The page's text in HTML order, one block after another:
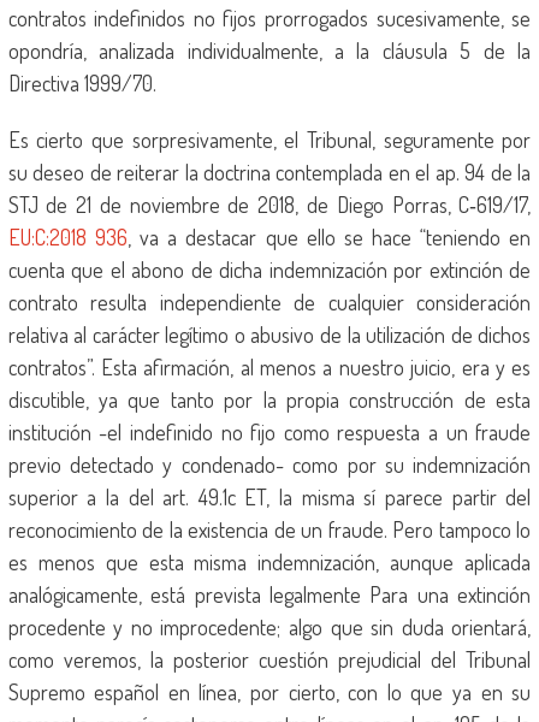
contratos indefinidos no fijos prorrogados sucesivamente, se
opondría, analizada individualmente, a la cláusula 5 de la
Directiva 1999/70.
Es cierto que sorpresivamente, el Tribunal, seguramente por
su deseo de reiterar la doctrina contemplada en el ap. 94 de la
STJ de 21 de noviembre de 2018, de Diego Porras, C‑619/17,
EU:C:2018 936 , va a destacar que ello se hace “teniendo en
cuenta que el abono de dicha indemnización por extinción de
contrato resulta independiente de cualquier consideración
relativa al carácter legítimo o abusivo de la utilización de dichos
contratos”. Esta afirmación, al menos a nuestro juicio, era y es
discutible, ya que tanto por la propia construcción de esta
institución -el indefinido no fijo como respuesta a un fraude
previo detectado y condenado- como por su indemnización
superior a la del art. 49.1c ET, la misma sí parece partir del
reconocimiento de la existencia de un fraude. Pero tampoco lo
es menos que esta misma indemnización, aunque aplicada
analógicamente, está prevista legalmente Para una extinción
procedente y no improcedente; algo que sin duda orientará,
como veremos, la posterior cuestión prejudicial del Tribunal
Supremo español en línea, por cierto, con lo que ya en su